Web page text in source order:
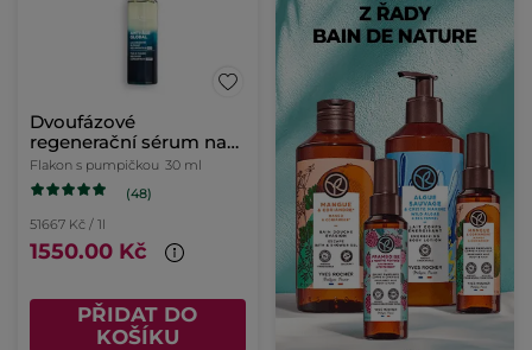
Dvoufázové
regenerační sérum na
noc
Flakon s pumpičkou 30 ml
(48)
51667 Kč / 1l
1550.00 Kč
PŘIDAT DO
KOŠÍKU